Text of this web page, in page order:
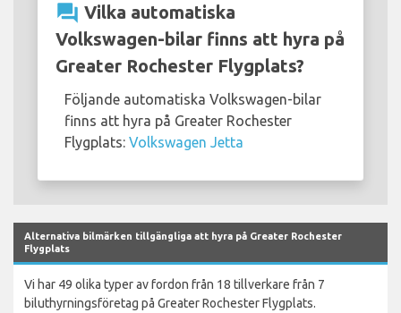
question_answer Vilka automatiska
Volkswagen-bilar finns att hyra på
Greater Rochester Flygplats?
Följande automatiska Volkswagen-bilar
finns att hyra på Greater Rochester
Flygplats: Volkswagen Jetta
Alternativa bilmärken tillgängliga att hyra på Greater Rochester
Flygplats
Vi har 49 olika typer av fordon från 18 tillverkare från 7
biluthyrningsföretag på Greater Rochester Flygplats.